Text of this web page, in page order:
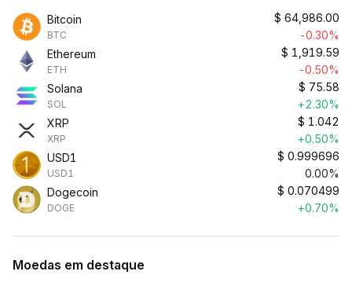
Bitcoin
BTC
$ 64,986.00
-0.30%
Ethereum
ETH
$ 1,919.59
-0.50%
Solana
SOL
$ 75.58
+2.30%
XRP
XRP
$ 1.042
+0.50%
USD1
USD1
$ 0.999696
0.00%
Dogecoin
DOGE
$ 0.070499
+0.70%
Moedas em destaque